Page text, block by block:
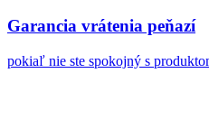
Garancia vrátenia peňazí
pokiaľ nie ste spokojný s